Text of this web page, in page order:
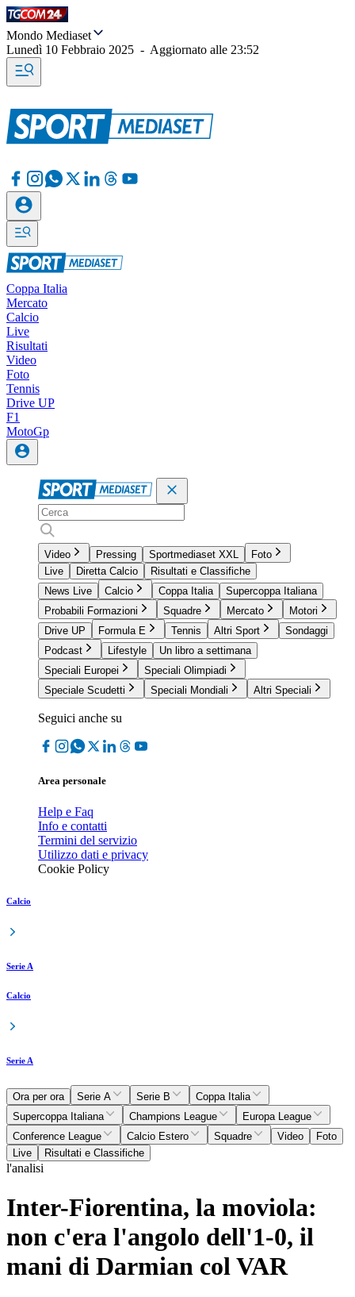
Mondo Mediaset
Lunedì 10 Febbraio 2025 - Aggiornato alle 23:52
Coppa Italia
Mercato
Calcio
Live
Risultati
Video
Foto
Tennis
Drive UP
F1
MotoGp
Video Pressing Sportmediaset XXL
Foto
Live
Diretta Calcio
Risultati e Classifiche
News Live
Calcio Coppa Italia
Supercoppa Italiana
Probabili Formazioni
Squadre Mercato
Motori
Drive UP
Formula E Tennis Altri Sport
Sondaggi
Podcast
Lifestyle
Un libro a settimana
Speciali Europei
Speciali Olimpiadi
Speciale Scudetti
Speciali Mondiali Altri Speciali
Seguici anche su
Area personale
Help e Faq
Info e contatti
Termini del servizio
Utilizzo dati e privacy
Cookie Policy
Calcio
Serie A
Calcio
Serie A
Ora per ora Serie A Serie B
Coppa Italia
Supercoppa Italiana
Champions League
Europa League
Conference League
Calcio Estero Squadre Video
Foto
Live
Risultati e Classifiche
l'analisi
Inter-Fiorentina, la moviola:
non c'era l'angolo dell'1-0, il
mani di Darmian col VAR